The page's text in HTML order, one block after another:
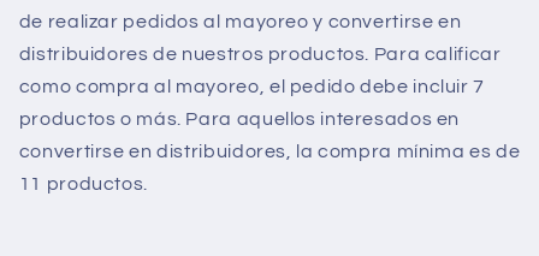
de realizar pedidos al mayoreo y convertirse en
distribuidores de nuestros productos. Para calificar
como compra al mayoreo, el pedido debe incluir 7
productos o más. Para aquellos interesados en
convertirse en distribuidores, la compra mínima es de
11 productos.